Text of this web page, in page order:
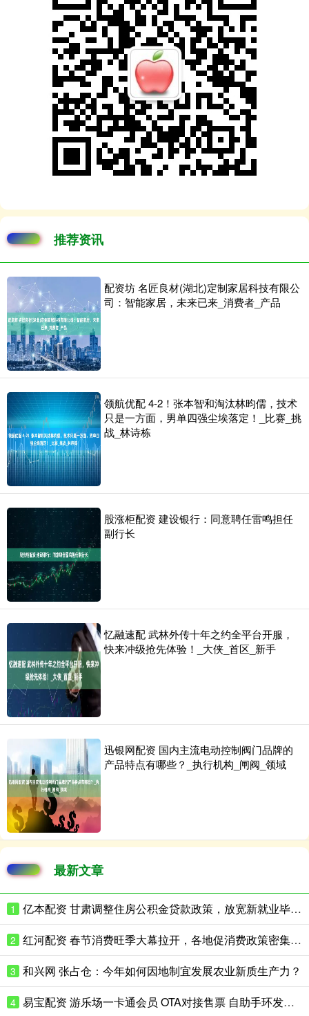
推荐资讯
配资坊 名匠良材(湖北)定制家居科技有限公
司：智能家居，未来已来_消费者_产品
领航优配 4-2！张本智和淘汰林昀儒，技术
只是一方面，男单四强尘埃落定！_比赛_挑
战_林诗栋
股涨柜配资 建设银行：同意聘任雷鸣担任
副行长
忆融速配 武林外传十年之约全平台开服，
快来冲级抢先体验！_大侠_首区_新手
迅银网配资 国内主流电动控制阀门品牌的
产品特点有哪些？_执行机构_闸阀_领域
最新文章
1 亿本配资 甘肃调整住房公积金贷款政策，放宽新就业毕业生贷款条件
2 红河配资 春节消费旺季大幕拉开，各地促消费政策密集出台，为全年消费市场“开门红”注入强劲动力
3 和兴网 张占仓：今年如何因地制宜发展农业新质生产力？
4 易宝配资 游乐场一卡通会员 OTA对接售票 自助手环发放机计时南宁